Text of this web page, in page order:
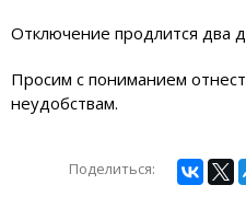
Отключение продлится два
Просим с пониманием
неудобствам.
Поделиться: